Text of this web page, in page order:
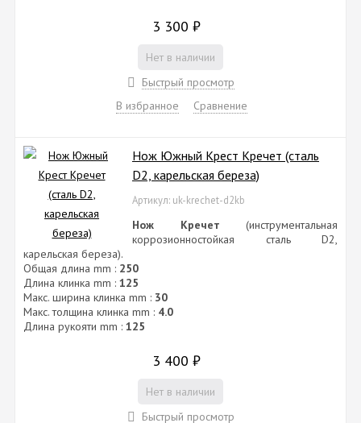
3 300 ₽
Нет в наличии
Быстрый просмотр
В избранное
Сравнение
Нож Южный Крест Кречет (сталь
D2, карельская береза)
Артикул: uk-krechet-d2kb
Нож Кречет (инструментальная
коррозионностойкая сталь D2,
карельская береза).
Общая длина mm : 250
Длина клинка mm : 125
Макс. ширина клинка mm : 30
Макс. толщина клинка mm : 4.0
Длина рукояти mm : 125
3 400 ₽
Нет в наличии
Быстрый просмотр